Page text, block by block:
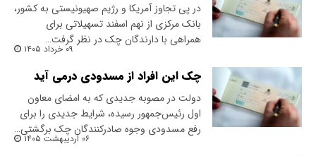
در پی تجاوز آمریکا و رژیم صهیونیستی به کشور،
بانک مرکزی از نهم اسفند تسهیلاتی برای
همراهی با دارندگان چک در نظر گرفت…
۰۹ خرداد ۱۴۰۵
چک این افراد از مسدودی درمی آید
دولت در مصوبه جدیدی که به امضای معاون
اول رئیس‌جمهور رسیده، شرایط جدیدی را برای
رفع مسدودی وجوه صادرکنندگان چک برگشتی…
۰۶ اردیبهشت ۱۴۰۵